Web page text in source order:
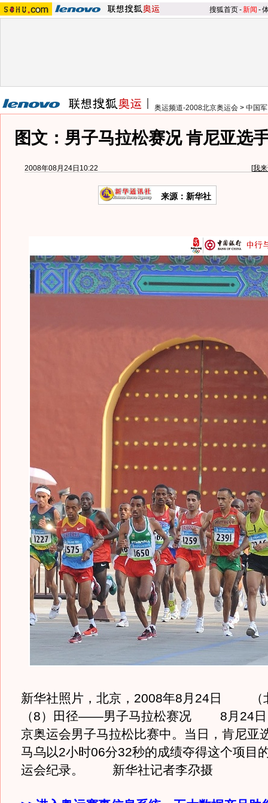
搜狐首页-新闻 -
奥运频道-2008北京奥运会 > 中国
图文：男子马拉松赛况 肯尼亚选
2008年08月24日10:22 [我
来源：新华社
新华社照片，北京，2008年8月24日 （
（8）田径——男子马拉松赛况 8月24日
京奥运会男子马拉松比赛中。当日，肯尼亚
马乌以2小时06分32秒的成绩夺得这个项目
运会纪录。 新华社记者李尕摄